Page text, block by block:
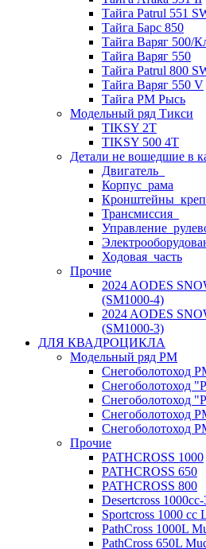
Тайга Patrul 551
Тайга Барс 850
Тайга Варяг 500/
Тайга Варяг 550
Тайга Patrul 800
Тайга Варяг 550 V
Тайга РМ Рысь
Модельный ряд Тикси
TIKSY 2T
TIKSY 500 4T
Детали не вошедшие в
Двигатель_
Корпус_рама
Трансмиссия_
Ходовая_часть
Прочие
2024 AODES
(SM1000-4)
2024 AODES
(SM1000-3)
ДЛЯ КВАДРОЦИКЛА
Модельный ряд РМ
Снегоболотоход
Снегоболотоход
Снегоболотоход
Снегоболотоход
Снегоболотоход
Прочие
PATHCROSS 1000
PATHCROSS 650
PATHCROSS 800
Desertcross
Sportcross 1000 cc
PathCross 1000L
PathCross 650L